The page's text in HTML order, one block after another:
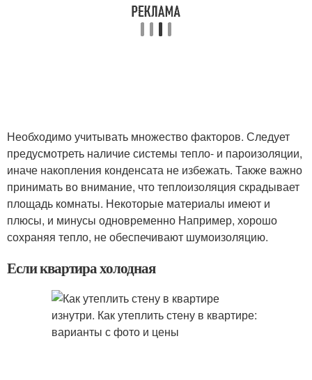
Необходимо учитывать множество факторов. Следует
предусмотреть наличие системы тепло- и пароизоляции,
иначе накопления конденсата не избежать. Также важно
принимать во внимание, что теплоизоляция скрадывает
площадь комнаты. Некоторые материалы имеют и
плюсы, и минусы одновременно Например, хорошо
сохраняя тепло, не обеспечивают шумоизоляцию.
Если квартира холодная